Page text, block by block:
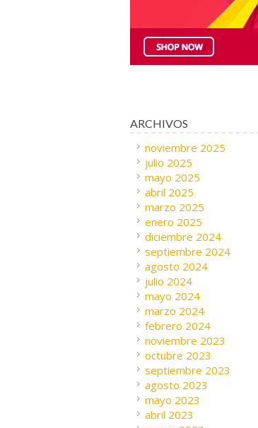
ARCHIVOS
noviembre 2025
julio 2025
mayo 2025
abril 2025
marzo 2025
enero 2025
diciembre 2024
septiembre 2024
agosto 2024
julio 2024
mayo 2024
marzo 2024
febrero 2024
noviembre 2023
octubre 2023
septiembre 2023
agosto 2023
mayo 2023
abril 2023